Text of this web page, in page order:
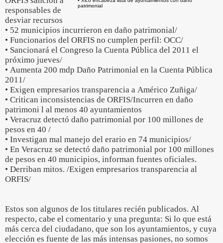
patrimonial
responsables de
desviar recursos
• 52 municipios incurrieron en daño patrimonial/
• Funcionarios del ORFIS no cumplen perfil: OCC/
• Sancionará el Congreso la Cuenta Pública del 2011 el
próximo jueves/
• Aumenta 200 mdp Daño Patrimonial en la Cuenta Pública
2011/
• Exigen empresarios transparencia a Américo Zuñiga/
• Critican inconsistencias de ORFIS/Incurren en daño
patrimoni l al menos 40 ayuntamientos
• Veracruz detectó daño patrimonial por 100 millones de
pesos en 40 /
• Investigan mal manejo del erario en 74 municipios/
• En Veracruz se detectó daño patrimonial por 100 millones
de pesos en 40 municipios, informan fuentes oficiales.
• Derriban mitos. /Exigen empresarios transparencia al
ORFIS/
Estos son algunos de los titulares recién publicados. Al
respecto, cabe el comentario y una pregunta: Si lo que está
más cerca del ciudadano, que son los ayuntamientos, y cuya
elección es fuente de las más intensas pasiones, no somos